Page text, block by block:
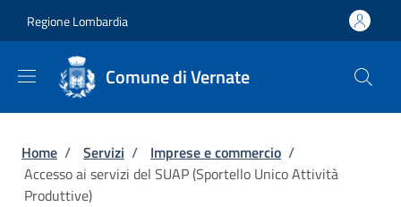
Regione Lombardia
Comune di Vernate
Briciole di pane
Home / Servizi / Imprese e commercio /
Accesso ai servizi del SUAP (Sportello Unico Attività
Produttive)